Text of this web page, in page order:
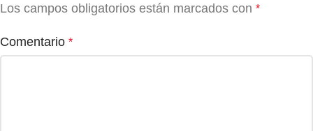
Los campos obligatorios están marcados con *
Comentario *